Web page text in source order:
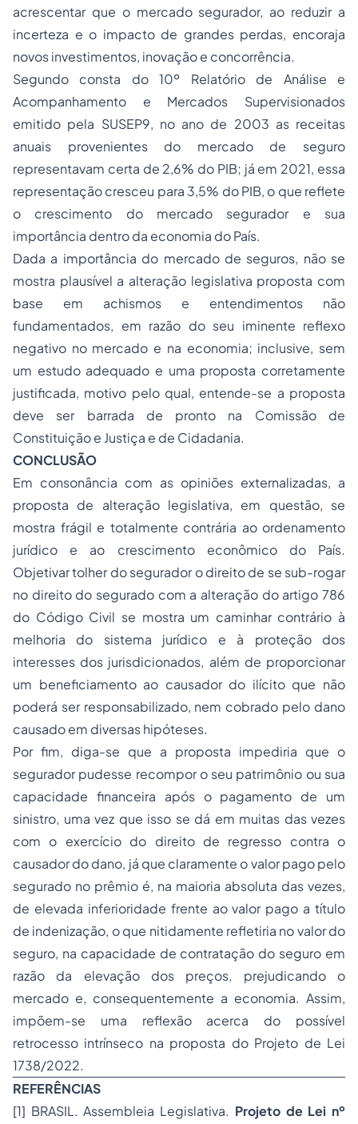
acrescentar que o mercado segurador, ao reduzir a
incerteza e o impacto de grandes perdas, encoraja
novos investimentos, inovação e concorrência.
Segundo consta do 10º Relatório de Análise e
Acompanhamento e Mercados Supervisionados
emitido pela SUSEP9, no ano de 2003 as receitas
anuais provenientes do mercado de seguro
representavam certa de 2,6% do PIB; já em 2021, essa
representação cresceu para 3,5% do PIB, o que reflete
o crescimento do mercado segurador e sua
importância dentro da economia do País.
Dada a importância do mercado de seguros, não se
mostra plausível a alteração legislativa proposta com
base em achismos e entendimentos não
fundamentados, em razão do seu iminente reflexo
negativo no mercado e na economia; inclusive, sem
um estudo adequado e uma proposta corretamente
justificada, motivo pelo qual, entende-se a proposta
deve ser barrada de pronto na Comissão de
Constituição e Justiça e de Cidadania.
CONCLUSÃO
Em consonância com as opiniões externalizadas, a
proposta de alteração legislativa, em questão, se
mostra frágil e totalmente contrária ao ordenamento
jurídico e ao crescimento econômico do País.
Objetivar tolher do segurador o direito de se sub-rogar
no direito do segurado com a alteração do artigo 786
do Código Civil se mostra um caminhar contrário à
melhoria do sistema jurídico e à proteção dos
interesses dos jurisdicionados, além de proporcionar
um beneficiamento ao causador do ilícito que não
poderá ser responsabilizado, nem cobrado pelo dano
causado em diversas hipóteses.
Por fim, diga-se que a proposta impediria que o
segurador pudesse recompor o seu patrimônio ou sua
capacidade financeira após o pagamento de um
sinistro, uma vez que isso se dá em muitas das vezes
com o exercício do direito de regresso contra o
causador do dano, já que claramente o valor pago pelo
segurado no prêmio é, na maioria absoluta das vezes,
de elevada inferioridade frente ao valor pago a título
de indenização, o que nitidamente refletiria no valor do
seguro, na capacidade de contratação do seguro em
razão da elevação dos preços, prejudicando o
mercado e, consequentemente a economia. Assim,
impõem-se uma reflexão acerca do possível
retrocesso intrínseco na proposta do Projeto de Lei
1738/2022.
REFERÊNCIAS
[1] BRASIL. Assembleia Legislativa. Projeto de Lei nº